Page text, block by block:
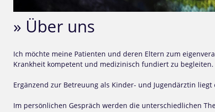
» Über uns
Ich möchte meine Patienten und deren Eltern zum
Krankheit kompetent und medizinisch fundiert zu begleiten.
Ergänzend zur Betreuung als Kinder- und Jugendärztin
Im persönlichen Gespräch werden die unterschiedlichen